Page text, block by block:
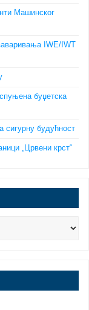
Машинског
IWE/IWT
буџетска
сигурну будућност
„Црвени крст“